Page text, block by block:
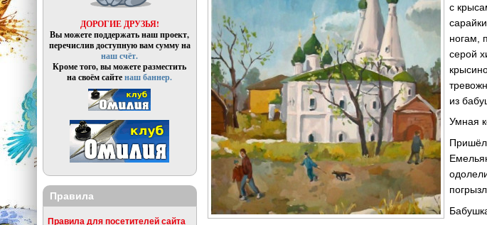
с
ногам,
серой
из
Умная
Пришёл
ДОРОГИЕ ДРУЗЬЯ!
Вы можете поддержать наш проект,
перечислив доступную вам сумму на
наш счёт.
Кроме того, вы можете разместить
на своём сайтенаш баннер.
Правила
Правила для посетителей сайта